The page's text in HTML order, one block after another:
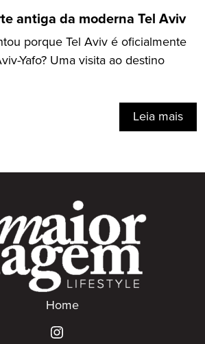
antiga da moderna Tel Aviv
porque Tel Aviv é oficialmente
Yafo? Uma visita ao destino
Leia mais
Home